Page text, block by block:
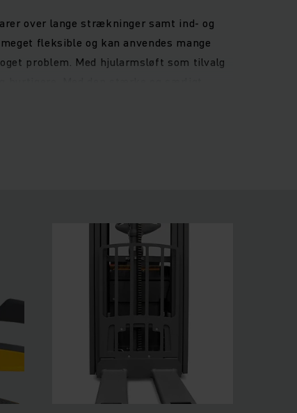
over lange strækninger samt ind- og
fleksible og kan anvendes mange
problem. Med hjularmsløft som tilvalg
både firehjulskonceptet og
positionCONTROL øget